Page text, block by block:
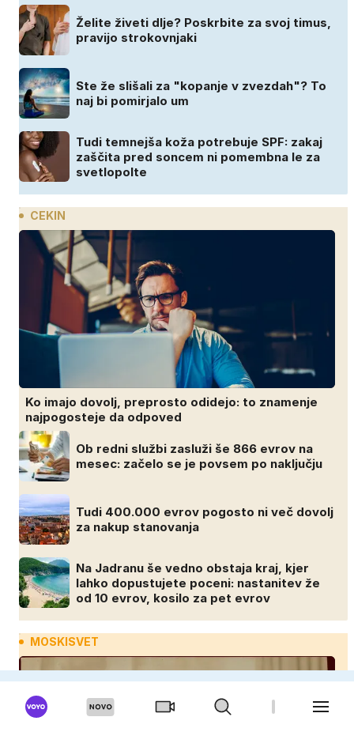
Želite živeti dlje? Poskrbite za svoj timus,
pravijo strokovnjaki
Ste že slišali za "kopanje v zvezdah"? To
naj bi pomirjalo um
Tudi temnejša koža potrebuje SPF: zakaj
zaščita pred soncem ni pomembna le za
svetlopolte
CEKIN
Ko imajo dovolj, preprosto odidejo: to znamenje
najpogosteje da odpoved
Ob redni službi zasluži še 866 evrov na
mesec: začelo se je povsem po naključju
Tudi 400.000 evrov pogosto ni več dovolj
za nakup stanovanja
Na Jadranu še vedno obstaja kraj, kjer
lahko dopustujete poceni: nastanitev že
od 10 evrov, kosilo za pet evrov
MOSKISVET